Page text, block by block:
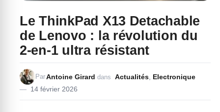
Le ThinkPad X13 Detachable
de Lenovo : la révolution du
2-en-1 ultra résistant
14 février 2026
ParAntoine Girard dans Actualités Electronique